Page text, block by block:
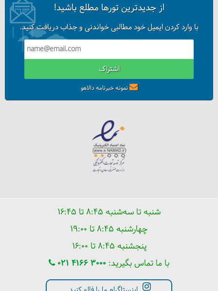
خورشید نیمه شب، در روسیه
حیات‌وحش روسیه
از جدیدترین تورها مطلع باشید!
با وارد کردن ایمیل خود مطالبی خواندنی و جذاب دریافت کنید.
اشتراک
نمونه خبرنامه دالاهو
شنبه تا سه‌شنبه ۸:۴۵ تا ۱۶:۴۵
چهارشنبه ۸:۴۵ تا ۱۹:۰۰
پنجشنبه ۸:۴۵ تا ۱۶:۰۰
با ما تماس بگیرید: 021 4166 3000